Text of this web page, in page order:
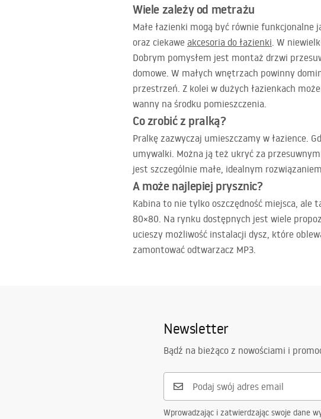
Wiele zależy od metrażu
Małe łazienki mogą być równie
oraz ciekawe akcesoria do łazienki. W
Dobrym pomysłem jest montaż drzwi
domowe. W małych wnętrzach powinny
przestrzeń. Z kolei w dużych łazienkach
wanny na środku pomieszczenia.
Co zrobić z pralką?
Pralkę zazwyczaj umieszczamy w łazience.
umywalki. Można ją też ukryć za
jest szczególnie małe, idealnym
A może najlepiej prysznic?
Kabina to nie tylko oszczędność miejsca, ale
80×80. Na rynku dostępnych jest wiele
ucieszy możliwość instalacji dysz, które
zamontować odtwarzacz MP3.
Newsletter
Bądź na bieżąco z nowościami i
Wprowadzając i zatwierdzając swoje dane